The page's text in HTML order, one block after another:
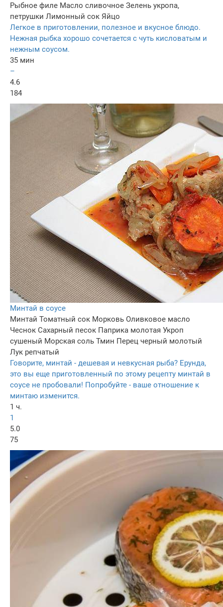
Рыбное филе Масло сливочное Зелень укропа,
петрушки Лимонный сок Яйцо
Легкое в приготовлении, полезное и вкусное блюдо.
Нежная рыбка хорошо сочетается с чуть кисловатым и
нежным соусом.
35 мин
–
4.6
184
Минтай в соусе
Минтай Томатный сок Морковь Оливковое масло
Чеснок Сахарный песок Паприка молотая Укроп
сушеный Морская соль Тмин Перец черный молотый
Лук репчатый
Говорите, минтай - дешевая и невкусная рыба? Ерунда,
это вы еще приготовленный по этому рецепту минтай в
соусе не пробовали! Попробуйте - ваше отношение к
минтаю изменится.
1 ч.
1
5.0
75